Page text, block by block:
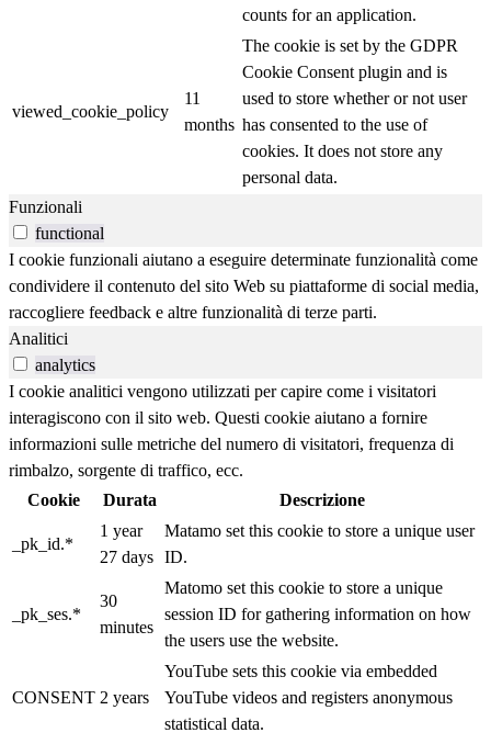
counts for an application.
viewed_cookie_policy
11
months
The cookie is set by the GDPR
Cookie Consent plugin and is
used to store whether or not user
has consented to the use of
cookies. It does not store any
personal data.
Funzionali
functional
I cookie funzionali aiutano a eseguire determinate funzionalità come
condividere il contenuto del sito Web su piattaforme di social media,
raccogliere feedback e altre funzionalità di terze parti.
Analitici
analytics
I cookie analitici vengono utilizzati per capire come i visitatori
interagiscono con il sito web. Questi cookie aiutano a fornire
informazioni sulle metriche del numero di visitatori, frequenza di
rimbalzo, sorgente di traffico, ecc.
Cookie
Durata Descrizione
_pk_id.*
1 year
27 days
Matamo set this cookie to store a unique user
ID.
_pk_ses.*
30
minutes
Matomo set this cookie to store a unique
session ID for gathering information on how
the users use the website.
CONSENT 2 years
YouTube sets this cookie via embedded
YouTube videos and registers anonymous
statistical data.